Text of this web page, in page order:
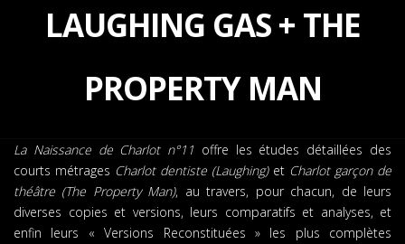
LAUGHING GAS + THE
PROPERTY MAN
La Naissance de Charlot n°11 offre les études détaillées des
courts métrages Charlot dentiste (Laughing)et Charlot garçon de
théâtre (The Property Man), au travers, pour chacun, de leurs
diverses copies et versions, leurs comparatifs et analyses, et
enfin leurs « Versions Reconstituées » les plus complètes